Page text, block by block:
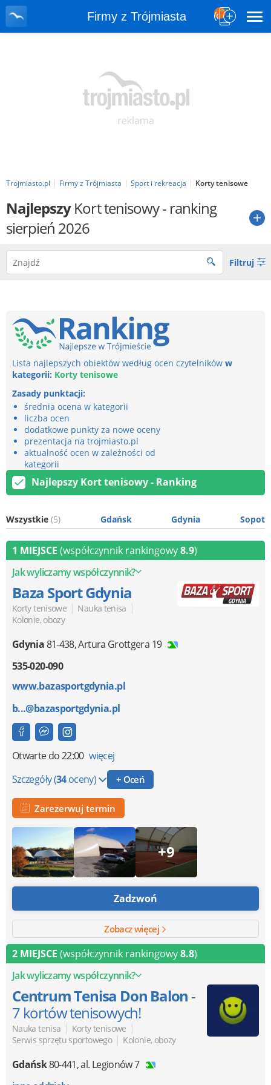
Firmy z Trójmiasta
Trojmiasto.pl Firmy z Trójmiasta Sport i rekreacja Korty tenisowe
NajlepszyKort tenisowy- ranking
sierpień 2026
Filtruj
Lista najlepszych obiektów według ocen czytelników w
kategorii: Korty tenisowe
Zasady punktacji:
średnia ocena w kategorii
liczba ocen
dodatkowe punkty za nowe oceny
prezentacja na trojmiasto.pl
aktualność ocen w zależności od
kategorii
Najlepszy Kort tenisowy - Ranking
Wszystkie (5) Gdańsk Gdynia Sopot
1 MIEJSCE (współczynnik rankingowy8.9)
Jak wyliczamy współczynnik?
Baza Sport Gdynia
Korty tenisowe | Nauka tenisa |
Kolonie, obozy
Gdynia81-438,Artura Grottgera 19
535-020-090
www.bazasportgdynia.pl
b...@bazasportgdynia.pl
Otwartedo 22:00 więcej
Szczegóły(34oceny) + Oceń
Zarezerwuj termin
+9
Zadzwoń
Zobacz więcej
2 MIEJSCE (współczynnik rankingowy8.8)
Jak wyliczamy współczynnik?
Centrum Tenisa Don Balon -
7 kortów tenisowych!
Nauka tenisa | Korty tenisowe |
Serwis sprzętu sportowego | Kolonie, obozy
Gdańsk80-441,al. Legionów 7